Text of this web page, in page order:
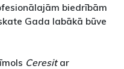
biedrībām
Gada labākā būve
Ceresitar